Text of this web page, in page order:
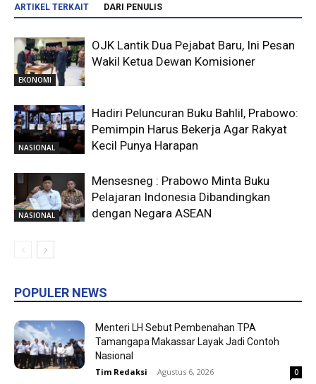
ARTIKEL TERKAIT DARI PENULIS
EKONOMI
OJK Lantik Dua Pejabat Baru, Ini Pesan
Wakil Ketua Dewan Komisioner
NASIONAL
Hadiri Peluncuran Buku Bahlil, Prabowo:
Pemimpin Harus Bekerja Agar Rakyat
Kecil Punya Harapan
NASIONAL
Mensesneg : Prabowo Minta Buku
Pelajaran Indonesia Dibandingkan
dengan Negara ASEAN
POPULER NEWS
Menteri LH Sebut Pembenahan TPA
Tamangapa Makassar Layak Jadi Contoh
Nasional
Tim Redaksi - Agustus 6, 2026 0